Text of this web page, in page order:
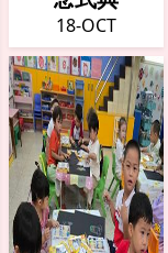
18-OCT